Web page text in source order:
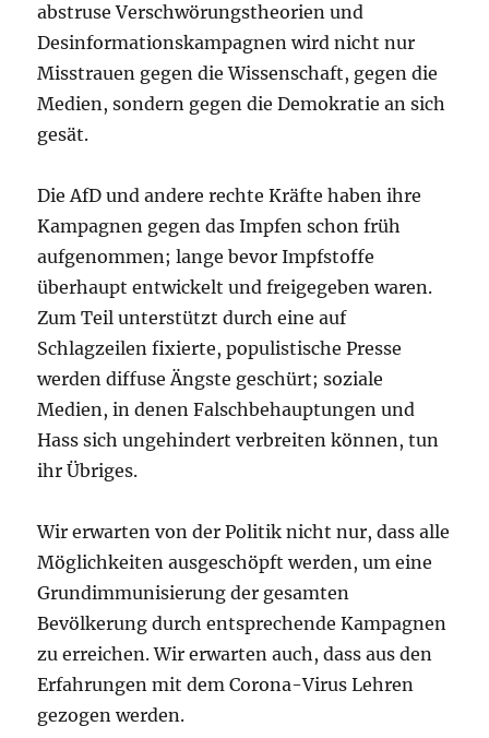
abstruse Verschwörungstheorien und
Desinformationskampagnen wird nicht nur
Misstrauen gegen die Wissenschaft, gegen die
Medien, sondern gegen die Demokratie an sich
gesät.
Die AfD und andere rechte Kräfte haben ihre
Kampagnen gegen das Impfen schon früh
aufgenommen; lange bevor Impfstoffe
überhaupt entwickelt und freigegeben waren.
Zum Teil unterstützt durch eine auf
Schlagzeilen fixierte, populistische Presse
werden diffuse Ängste geschürt; soziale
Medien, in denen Falschbehauptungen und
Hass sich ungehindert verbreiten können, tun
ihr Übriges.
Wir erwarten von der Politik nicht nur, dass alle
Möglichkeiten ausgeschöpft werden, um eine
Grundimmunisierung der gesamten
Bevölkerung durch entsprechende Kampagnen
zu erreichen. Wir erwarten auch, dass aus den
Erfahrungen mit dem Corona-Virus Lehren
gezogen werden.